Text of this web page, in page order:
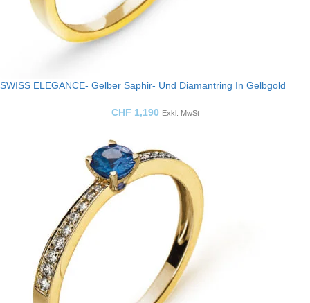
SWISS ELEGANCE- Gelber Saphir- Und Diamantring In Gelbgold
CHF 1,190 Exkl. MwSt